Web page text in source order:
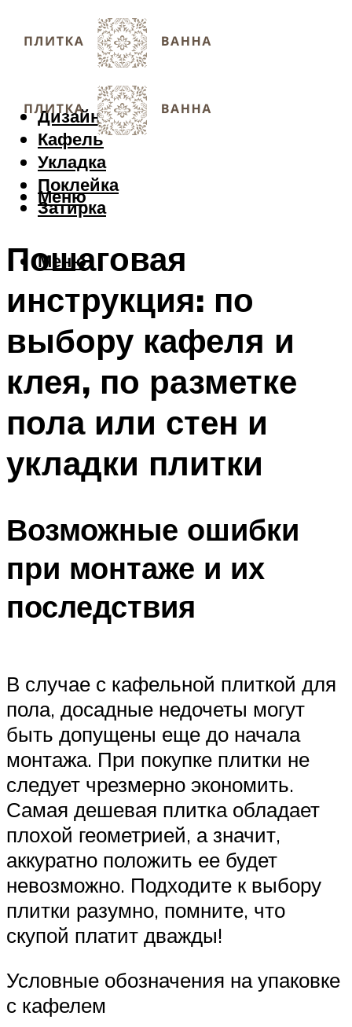
Дизайн
Кафель
Укладка
Поклейка
Затирка
Меню
Меню
Пошаговая
инструкция: по
выбору кафеля и
клея, по разметке
пола или стен и
укладки плитки
Возможные ошибки
при монтаже и их
последствия
В случае с кафельной плиткой для
пола, досадные недочеты могут
быть допущены еще до начала
монтажа. При покупке плитки не
следует чрезмерно экономить.
Самая дешевая плитка обладает
плохой геометрией, а значит,
аккуратно положить ее будет
невозможно. Подходите к выбору
плитки разумно, помните, что
скупой платит дважды!
Условные обозначения на упаковке
с кафелем